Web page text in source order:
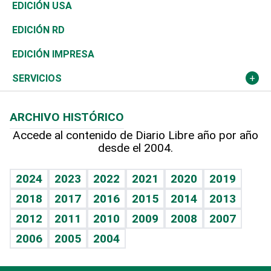
Ocenanía
Caribe
Resto del mundo
Vivienda
Telecom.
Global y variable
Economía personal
Buena Vida
Sociales
Novedades
Podcast Arte Libre
Hablando con el pediatra
Vida y familia
Eñe
Celebrando la vida
Sin complejos
Ciclismo
Tenis
Olimpismo
Más deportes
TBT Deportivo
En Directo
El Espía
Noticiero Poteleche
Columnistas
Más firmas
Tecnología
Historia
Martes de tecnología
Cambio climático
Economía
Revista
Deportes
Opinión
Hecho en casa
Guía del dinero
EDICIÓN USA
EDICIÓN RD
EDICIÓN IMPRESA
SERVICIOS
Cumpleaños
Horóscopos
Crucigramas
ARCHIVO HISTÓRICO
Accede al contenido de Diario Libre año por año
desde el 2004.
2024 2023 2022 2021 2020
2019
2018
2017 2016 2015 2014
2013
2012
2011 2010 2009 2008
2007
2006
2005 2004